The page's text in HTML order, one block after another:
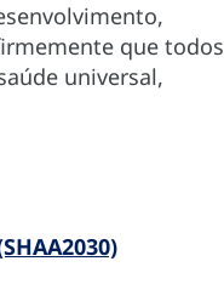
que todos
universal,